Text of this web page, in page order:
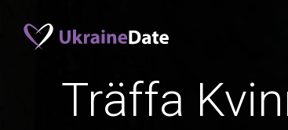
Träffa